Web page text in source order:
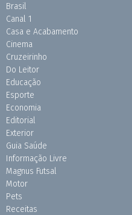
Brasil
Canal 1
Casa e Acabamento
Cinema
Cruzeirinho
Do Leitor
Educação
Esporte
Economia
Editorial
Exterior
Guia Saúde
Informação Livre
Magnus Futsal
Motor
Pets
Receitas